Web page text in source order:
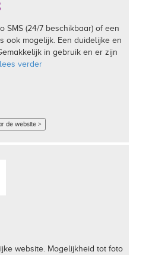
SMS (24/7 beschikbaar) of een
ook mogelijk. Een duidelijke en
in gebruik en er zijn
lees verder
de website >
website. Mogelijkheid tot foto